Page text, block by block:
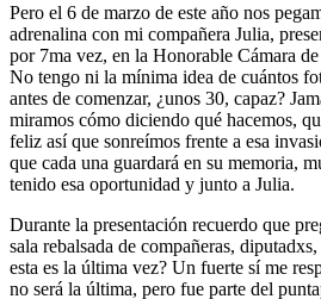
Pero el 6 de marzo de este año nos
adrenalina con mi compañera Julia,
por 7ma vez, en la Honorable Cámara
No tengo ni la mínima idea de cuántos
antes de comenzar, ¿unos 30, capaz?
miramos cómo diciendo qué hacemos,
feliz así que sonreímos frente a esa
que cada una guardará en su memoria,
tenido esa oportunidad y junto a Julia.
Durante la presentación recuerdo que
sala rebalsada de compañeras,
esta es la última vez? Un fuerte sí me
no será la última, pero fue parte del